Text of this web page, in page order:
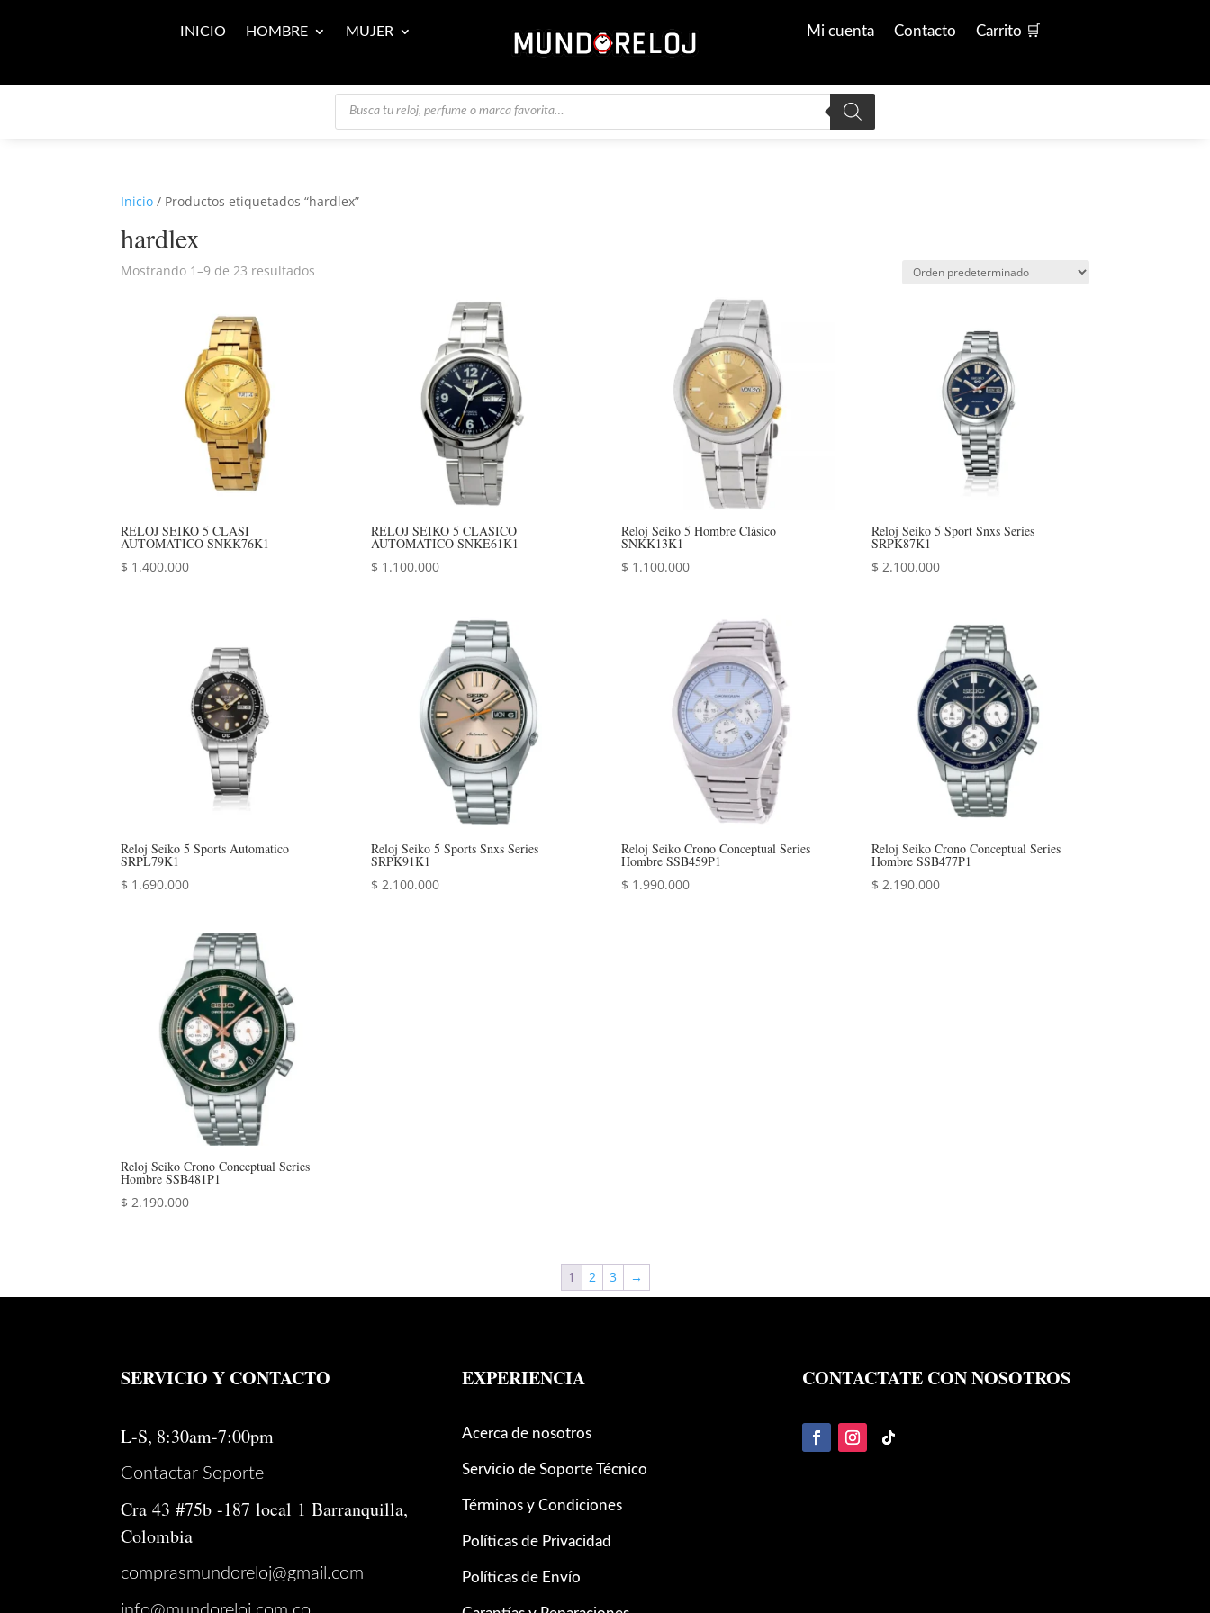
INICIO HOMBRE MUJER Mi cuenta Contacto Carrito 🛒
Búsqueda
productos
Inicio / Productos etiquetados “hardlex”
hardlex
Mostrando 1–9 de 23 resultados
RELOJ SEIKO 5 CLASI
AUTOMATICO SNKK76K1
$ 1.400.000
RELOJ SEIKO 5 CLASICO
AUTOMATICO SNKE61K1
$ 1.100.000
Reloj Seiko 5 Hombre Clásico
SNKK13K1
$ 1.100.000
Reloj Seiko 5 Sport Snxs Series
SRPK87K1
$ 2.100.000
Reloj Seiko 5 Sports Automatico
SRPL79K1
$ 1.690.000
Reloj Seiko 5 Sports Snxs Series
SRPK91K1
$ 2.100.000
Reloj Seiko Crono Conceptual Series
Hombre SSB459P1
$ 1.990.000
Reloj Seiko Crono Conceptual Series
Hombre SSB477P1
$ 2.190.000
Reloj Seiko Crono Conceptual Series
Hombre SSB481P1
$ 2.190.000
1 2 3 →
SERVICIO Y CONTACTO
L-S, 8:30am-7:00pm
Contactar Soporte
Cra 43 #75b -187 local 1 Barranquilla,
Colombia
comprasmundoreloj@gmail.com
EXPERIENCIA
Acerca de nosotros
Servicio de Soporte Técnico
Términos y Condiciones
Políticas de Privacidad
Políticas de Envío
CONTACTATE CON NOSOTROS